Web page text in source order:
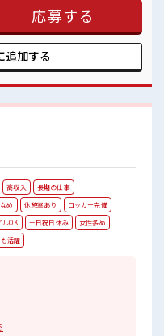
に自由！ (規定有)≪未経験で
ャレンジするのは不安だけ
います！ イチからスキルUP・
気 女性多め
れる職場です！ もちろん男性
応募する
追加する
高収入
長期の仕事
め 休憩室あり
ロッカー完備
ルOK 土日祝日休み
女性多め
活躍